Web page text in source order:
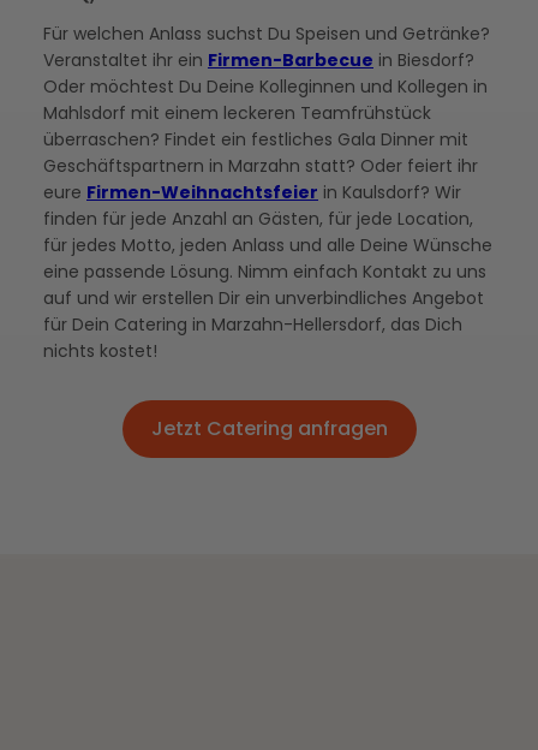
Für welchen Anlass suchst Du Speisen und Getränke?
Veranstaltet ihr ein Firmen-Barbecue in Biesdorf?
Oder möchtest Du Deine Kolleginnen und Kollegen in
Mahlsdorf mit einem leckeren Teamfrühstück
überraschen? Findet ein festliches Gala Dinner mit
Geschäftspartnern in Marzahn statt? Oder feiert ihr
eure Firmen-Weihnachtsfeier in Kaulsdorf? Wir
finden für jede Anzahl an Gästen, für jede Location,
für jedes Motto, jeden Anlass und alle Deine Wünsche
eine passende Lösung. Nimm einfach Kontakt zu uns
auf und wir erstellen Dir ein unverbindliches Angebot
für Dein Catering in Marzahn-Hellersdorf, das Dich
nichts kostet!
Jetzt Catering anfragen
Jetzt Catering anfragen